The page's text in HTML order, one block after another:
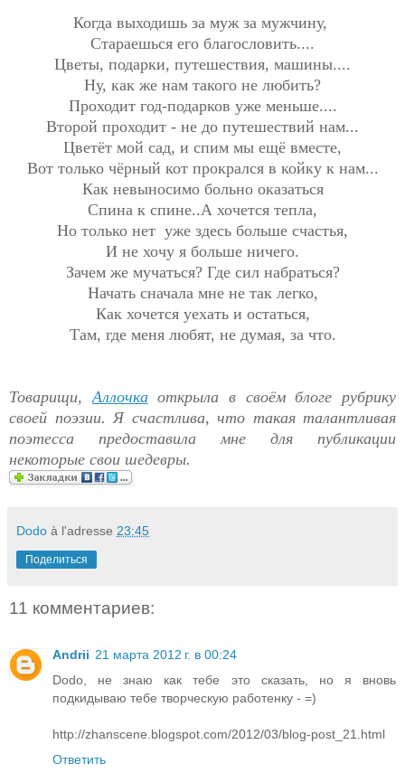
Когда выходишь за муж за мужчину,
Стараешься его благословить....
Цветы, подарки, путешествия, машины....
Ну, как же нам такого не любить?
Проходит год-подарков уже меньше....
Второй проходит - не до путешествий нам...
Цветёт мой сад, и спим мы ещё вместе,
Вот только чёрный кот прокрался в койку к нам...
Как невыносимо больно оказаться
Спина к спине..А хочется тепла,
Но только нет уже здесь больше счастья,
И не хочу я больше ничего.
Зачем же мучаться? Где сил набраться?
Начать сначала мне не так легко,
Как хочется уехать и остаться,
Там, где меня любят, не думая, за что.
Товарищи, Аллочкаоткрыла в своём блоге рубрику
своей поэзии. Я счастлива, что такая талантливая
поэтесса предоставила мне для публикации
некоторые свои шедевры.
Dodo à l'adresse 23:45
Поделиться
11 комментариев:
Andrii 21 марта 2012 г. в 00:24
Dodo, не знаю как тебе это сказать, но я вновь
подкидываю тебе творческую работенку - =)
http://zhanscene.blogspot.com/2012/03/blog-post_21.html
Ответить